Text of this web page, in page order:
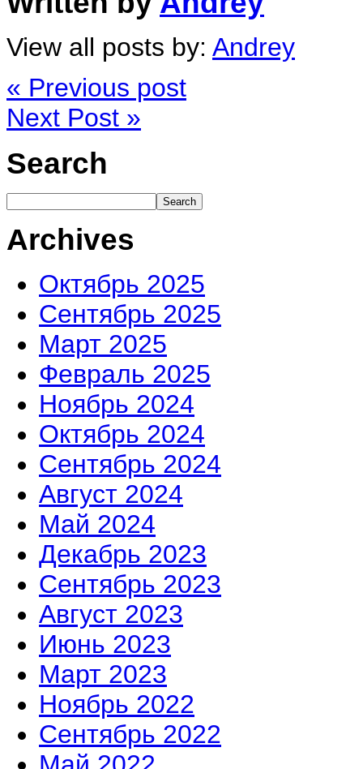
View all posts by: Andrey
« Previous post
Next Post »
Search
Archives
Октябрь 2025
Сентябрь 2025
Март 2025
Февраль 2025
Ноябрь 2024
Октябрь 2024
Сентябрь 2024
Август 2024
Май 2024
Декабрь 2023
Сентябрь 2023
Август 2023
Июнь 2023
Март 2023
Ноябрь 2022
Сентябрь 2022